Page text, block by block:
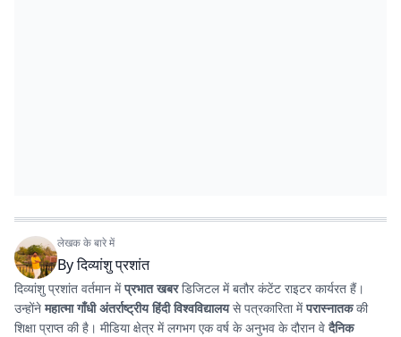
लेखक के बारे में
Byदिव्यांशु प्रशांत
दिव्यांशु प्रशांत वर्तमान मेंप्रभात खबरडिजिटल में बतौर कंटेंट राइटर कार्यरत हैं।
उन्होंनेमहात्मा गाँधी अंतर्राष्ट्रीय हिंदी विश्वविद्यालयसे पत्रकारिता मेंपरास्नातककी
शिक्षा प्राप्त की है। मीडिया क्षेत्र में लगभग एक वर्ष के अनुभव के दौरान वेदैनिक